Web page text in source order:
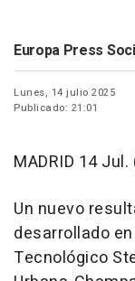
Europa Press
Lunes, 14 julio 2025
Publicado: 21:01
MADRID 14 Jul.
Un nuevo
desarrollado
Tecnológico